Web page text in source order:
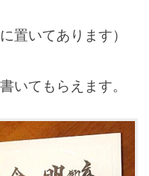
置いてあります）
いてもらえます。